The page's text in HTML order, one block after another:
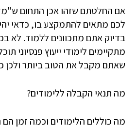
אם החלטתם שזהו אכן התחום
לכם מתאים להתמקצע בו, כדאי
בדיוק אתם מתכוונים ללמוד. לא
מתקיימים לימודי ייעוץ פנסיוני
שאתם מקבל את הטוב ביותר ולכן
מה תנאי הקבלה ללימודים?
מה כוללים הלימודים וכמה זמן